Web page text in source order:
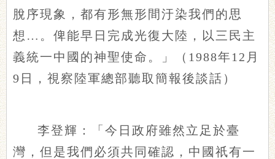
脫序現象，都有形無形間汙染我們的思
想…。俾能早日完成光復大陸，以三民主
義統一中國的神聖使命。」（1988年12月
9日，視察陸軍總部聽取簡報後談話）
李登輝：「今日政府雖然立足於臺
灣，但是我們必須共同確認，中國祇有一